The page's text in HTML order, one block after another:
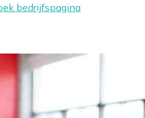
bedrijfspagina